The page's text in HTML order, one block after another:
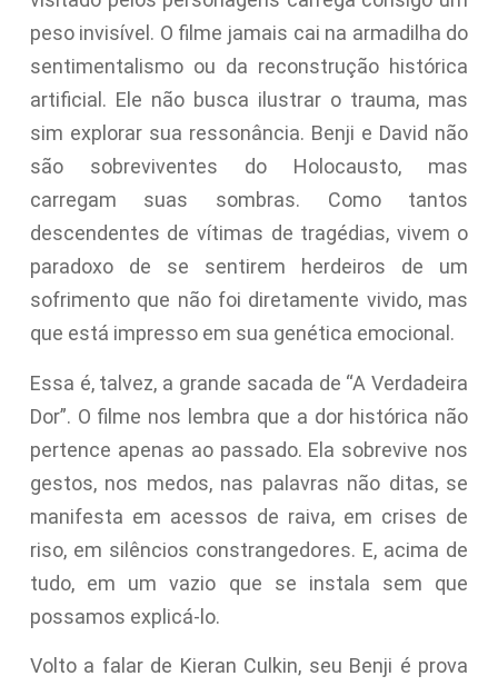
peso invisível. O filme jamais cai na armadilha do
sentimentalismo ou da reconstrução histórica
artificial. Ele não busca ilustrar o trauma, mas
sim explorar sua ressonância. Benji e David não
são sobreviventes do Holocausto, mas
carregam suas sombras. Como tantos
descendentes de vítimas de tragédias, vivem o
paradoxo de se sentirem herdeiros de um
sofrimento que não foi diretamente vivido, mas
que está impresso em sua genética emocional.
Essa é, talvez, a grande sacada de “A Verdadeira
Dor”. O filme nos lembra que a dor histórica não
pertence apenas ao passado. Ela sobrevive nos
gestos, nos medos, nas palavras não ditas, se
manifesta em acessos de raiva, em crises de
riso, em silêncios constrangedores. E, acima de
tudo, em um vazio que se instala sem que
possamos explicá-lo.
Volto a falar de Kieran Culkin, seu Benji é prova